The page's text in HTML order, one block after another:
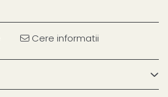
Cere informatii